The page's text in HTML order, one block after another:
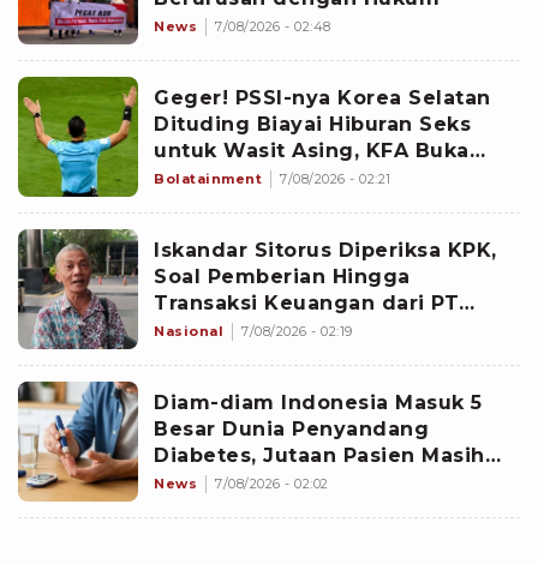
News 7/08/2026 - 02:48
Geger! PSSI-nya Korea Selatan
Dituding Biayai Hiburan Seks
untuk Wasit Asing, KFA Buka
Suara
Bolatainment 7/08/2026 - 02:21
Iskandar Sitorus Diperiksa KPK,
Soal Pemberian Hingga
Transaksi Keuangan dari PT
Blueray ke Pejabat di Ditjen Bea
Nasional 7/08/2026 - 02:19
Diam-diam Indonesia Masuk 5
Besar Dunia Penyandang
Diabetes, Jutaan Pasien Masih
Kesulitan Berobat
News 7/08/2026 - 02:02